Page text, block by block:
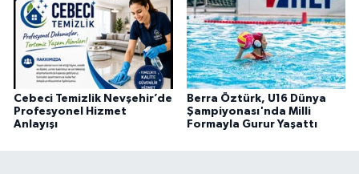
Cebeci Temizlik Nevşehir’de
Profesyonel Hizmet
Anlayışı
Berra Öztürk, U16 Dünya
Şampiyonası'nda Milli
Formayla Gurur Yaşattı